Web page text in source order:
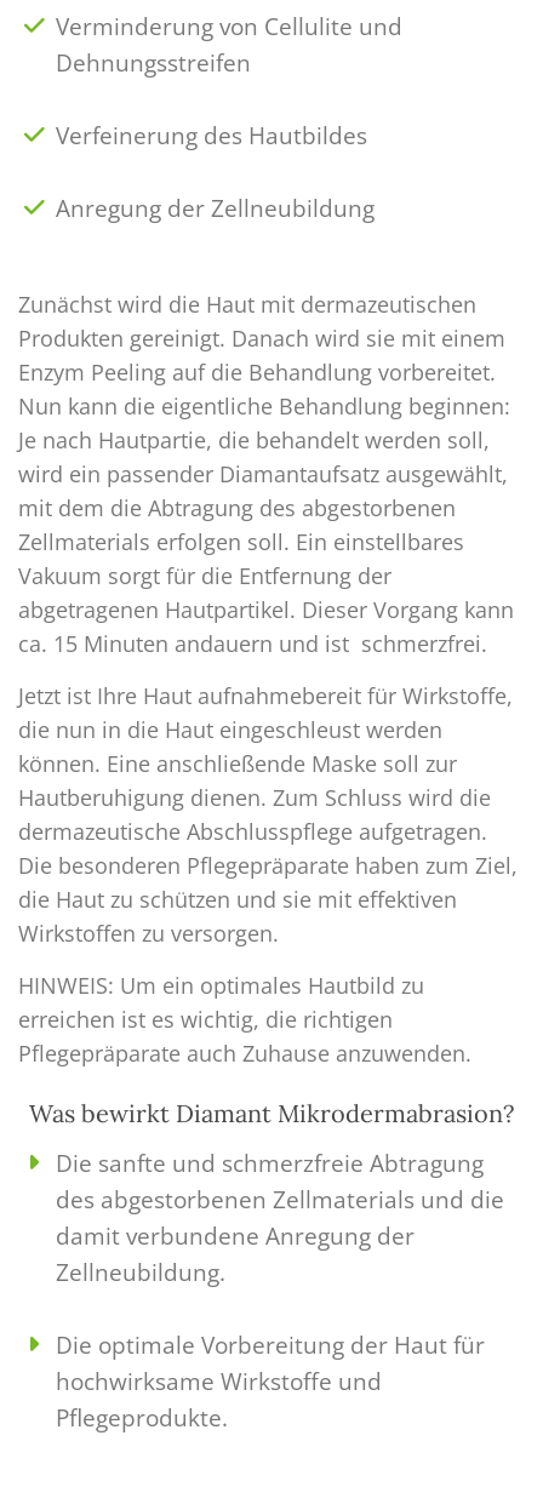
Verminderung von Cellulite und
Dehnungsstreifen
Verfeinerung des Hautbildes
Anregung der Zellneubildung
Zunächst wird die Haut mit dermazeutischen
Produkten gereinigt. Danach wird sie mit einem
Enzym Peeling auf die Behandlung vorbereitet.
Nun kann die eigentliche Behandlung beginnen:
Je nach Hautpartie, die behandelt werden soll,
wird ein passender Diamantaufsatz ausgewählt,
mit dem die Abtragung des abgestorbenen
Zellmaterials erfolgen soll. Ein einstellbares
Vakuum sorgt für die Entfernung der
abgetragenen Hautpartikel. Dieser Vorgang kann
ca. 15 Minuten andauern und ist schmerzfrei.
Jetzt ist Ihre Haut aufnahmebereit für Wirkstoffe,
die nun in die Haut eingeschleust werden
können. Eine anschließende Maske soll zur
Hautberuhigung dienen. Zum Schluss wird die
dermazeutische Abschlusspflege aufgetragen.
Die besonderen Pflegepräparate haben zum Ziel,
die Haut zu schützen und sie mit effektiven
Wirkstoffen zu versorgen.
HINWEIS: Um ein optimales Hautbild zu
erreichen ist es wichtig, die richtigen
Pflegepräparate auch Zuhause anzuwenden.
Was bewirkt Diamant Mikrodermabrasion?
Die sanfte und schmerzfreie Abtragung
des abgestorbenen Zellmaterials und die
damit verbundene Anregung der
Zellneubildung.
Die optimale Vorbereitung der Haut für
hochwirksame Wirkstoffe und
Pflegeprodukte.